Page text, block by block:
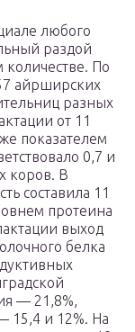
любого
раздой
По
айрширских
разных
от 11
показателем
0,7 и
коров. В
составила 11
протеина
выход
белка
— 21,8%,
15,4 и 12%. На